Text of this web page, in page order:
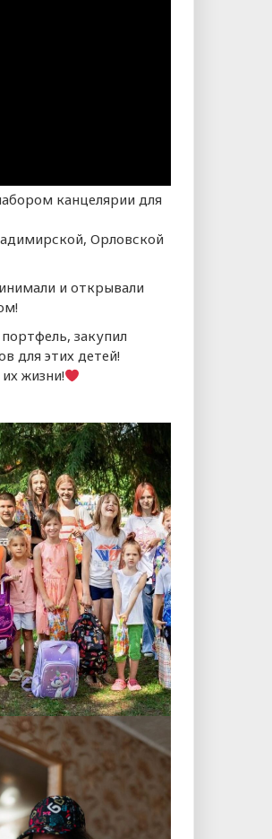
канцелярии для
Орловской
и открывали
закупил
для этих детей!
жизни!